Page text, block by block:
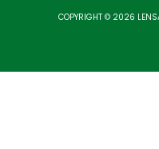
COPYRIGHT © 2026